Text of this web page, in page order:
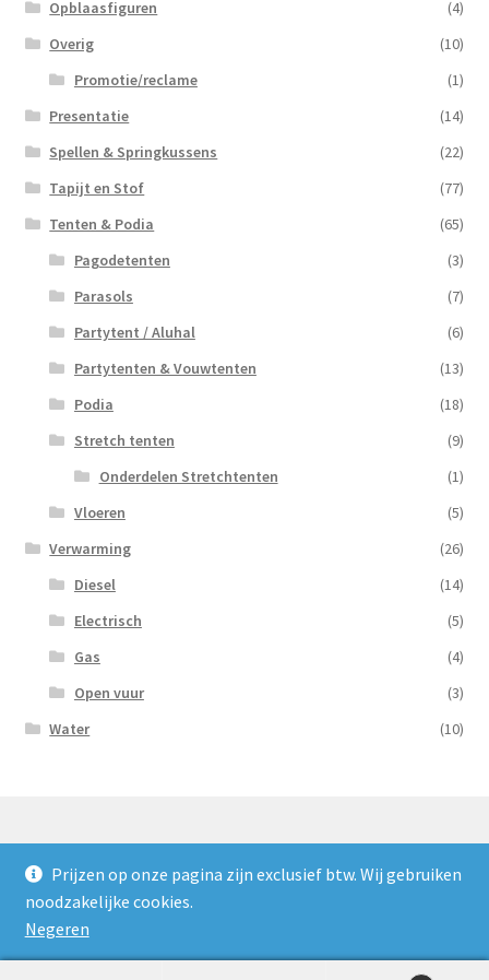
Prijzen op onze pagina zijn exclusief btw. Wij gebruiken
noodzakelijke cookies.
Negeren
Opblaasfiguren
(4)
Overig
(10)
Promotie/reclame
(1)
Presentatie
(14)
Spellen & Springkussens
(22)
Tapijt en Stof
(77)
Tenten & Podia
(65)
Pagodetenten
(3)
Parasols
(7)
Partytent / Aluhal
(6)
Partytenten & Vouwtenten
(13)
Podia
(18)
Stretch tenten
(9)
Onderdelen Stretchtenten
(1)
Vloeren
(5)
Verwarming
(26)
Diesel
(14)
Electrisch
(5)
Gas
(4)
Open vuur
(3)
Water
(10)
© Nooijens Verhuur 2026
Privacybeleid
Gebouwd met WooCommerce